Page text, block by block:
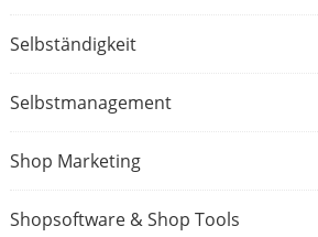
Selbständigkeit
Selbstmanagement
Shop Marketing
Shopsoftware & Shop Tools